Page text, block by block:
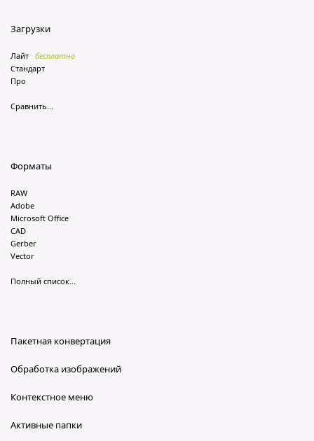
Загрузки
Лайт бесплатно
Стандарт
Про
Сравнить...
Форматы
RAW
Adobe
Microsoft Office
CAD
Gerber
Vector
Полный список...
Пакетная конвертация
Обработка изображений
Контекстное меню
Активные папки